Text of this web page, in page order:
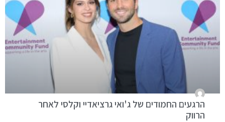
הרגעים החמודים של ג'ואי גרציאדיי וקלסי לאחר
הרווק